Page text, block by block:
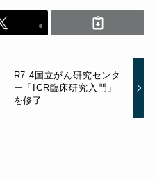
R7.4国立がん研究センタ
ー「ICR臨床研究入門」
を修了